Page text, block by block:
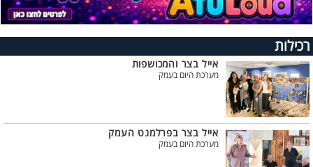
רכילות
אייל בצר והמכושפות
מערכת היום בעמק
אייל בצר בפרלמנט העמק
מערכת היום בעמק